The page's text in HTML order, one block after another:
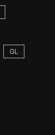
GL